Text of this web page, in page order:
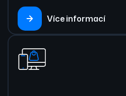
Více informací